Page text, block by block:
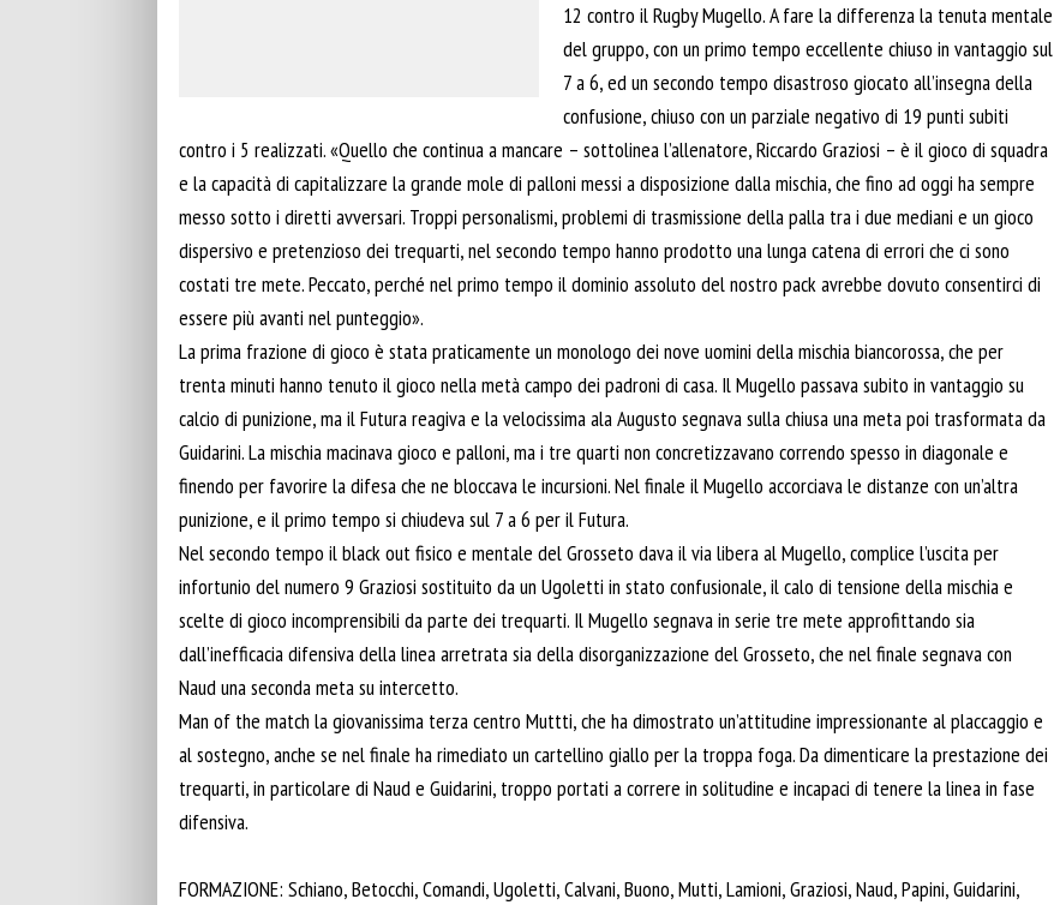
12 contro il Rugby Mugello. A fare la differenza la tenuta mentale
del gruppo, con un primo tempo eccellente chiuso in vantaggio sul
7 a 6, ed un secondo tempo disastroso giocato all’insegna della
confusione, chiuso con un parziale negativo di 19 punti subiti
contro i 5 realizzati. «Quello che continua a mancare – sottolinea l’allenatore, Riccardo Graziosi – è il gioco di squadra
e la capacità di capitalizzare la grande mole di palloni messi a disposizione dalla mischia, che fino ad oggi ha sempre
messo sotto i diretti avversari. Troppi personalismi, problemi di trasmissione della palla tra i due mediani e un gioco
dispersivo e pretenzioso dei trequarti, nel secondo tempo hanno prodotto una lunga catena di errori che ci sono
costati tre mete. Peccato, perché nel primo tempo il dominio assoluto del nostro pack avrebbe dovuto consentirci di
essere più avanti nel punteggio».
La prima frazione di gioco è stata praticamente un monologo dei nove uomini della mischia biancorossa, che per
trenta minuti hanno tenuto il gioco nella metà campo dei padroni di casa. Il Mugello passava subito in vantaggio su
calcio di punizione, ma il Futura reagiva e la velocissima ala Augusto segnava sulla chiusa una meta poi trasformata da
Guidarini. La mischia macinava gioco e palloni, ma i tre quarti non concretizzavano correndo spesso in diagonale e
finendo per favorire la difesa che ne bloccava le incursioni. Nel finale il Mugello accorciava le distanze con un’altra
punizione, e il primo tempo si chiudeva sul 7 a 6 per il Futura.
Nel secondo tempo il black out fisico e mentale del Grosseto dava il via libera al Mugello, complice l’uscita per
infortunio del numero 9 Graziosi sostituito da un Ugoletti in stato confusionale, il calo di tensione della mischia e
scelte di gioco incomprensibili da parte dei trequarti. Il Mugello segnava in serie tre mete approfittando sia
dall’inefficacia difensiva della linea arretrata sia della disorganizzazione del Grosseto, che nel finale segnava con
Naud una seconda meta su intercetto.
Man of the match la giovanissima terza centro Muttti, che ha dimostrato un’attitudine impressionante al placcaggio e
al sostegno, anche se nel finale ha rimediato un cartellino giallo per la troppa foga. Da dimenticare la prestazione dei
trequarti, in particolare di Naud e Guidarini, troppo portati a correre in solitudine e incapaci di tenere la linea in fase
difensiva.
FORMAZIONE: Schiano, Betocchi, Comandi, Ugoletti, Calvani, Buono, Mutti, Lamioni, Graziosi, Naud, Papini, Guidarini,